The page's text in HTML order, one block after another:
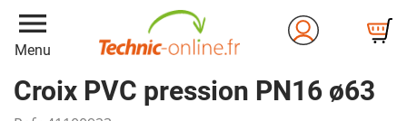
menu
Menu
Croix PVC pression PN16 ø63